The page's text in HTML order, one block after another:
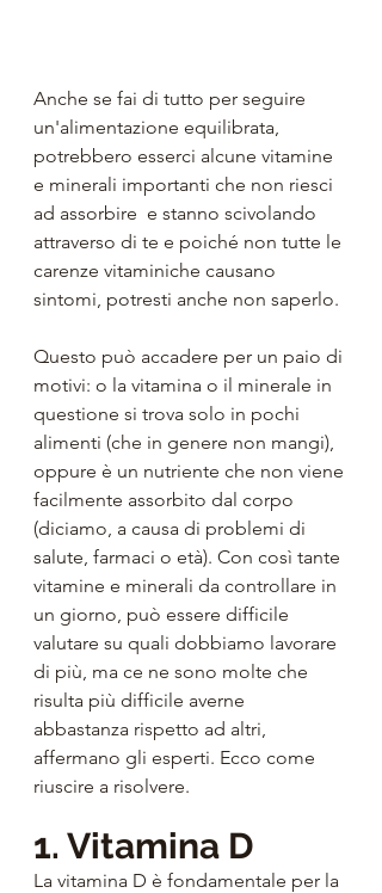
Anche se fai di tutto per seguire
un'alimentazione equilibrata,
potrebbero esserci alcune vitamine
e minerali importanti che non riesci
ad assorbire  e stanno scivolando
attraverso di te e poiché non tutte le
carenze vitaminiche causano
sintomi, potresti anche non saperlo.
Questo può accadere per un paio di
motivi: o la vitamina o il minerale in
questione si trova solo in pochi
alimenti (che in genere non mangi),
oppure è un nutriente che non viene
facilmente assorbito dal corpo
(diciamo, a causa di problemi di
salute, farmaci o età). Con così tante
vitamine e minerali da controllare in
un giorno, può essere difficile
valutare su quali dobbiamo lavorare
di più, ma ce ne sono molte che
risulta più difficile averne
abbastanza rispetto ad altri,
affermano gli esperti. Ecco come
riuscire a risolvere.
1. Vitamina D
La vitamina D è fondamentale per la